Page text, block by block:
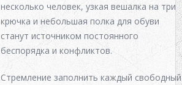
несколько человек, узкая вешалка на три
крючка и небольшая полка для обуви
станут источником постоянного
беспорядка и конфликтов.
Стремление заполнить каждый свободный